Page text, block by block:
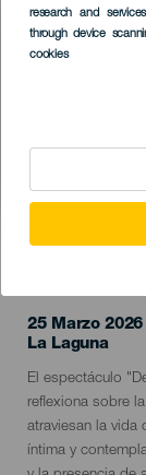
research and
through device
cookies
Listado
25 Marzo 2026
Localidad
La Laguna
Descripción
del
evento
El espectáculo
reflexiona sobre
atraviesan la vida
íntima y